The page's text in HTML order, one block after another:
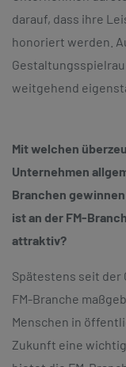
darauf, dass ihre
honoriert werden.
weitgehend
Mit welchen
Unternehmen
Branchen
ist an der FM-
attraktiv?
Spätestens seit der
FM-Branche
Menschen in
Zukunft eine